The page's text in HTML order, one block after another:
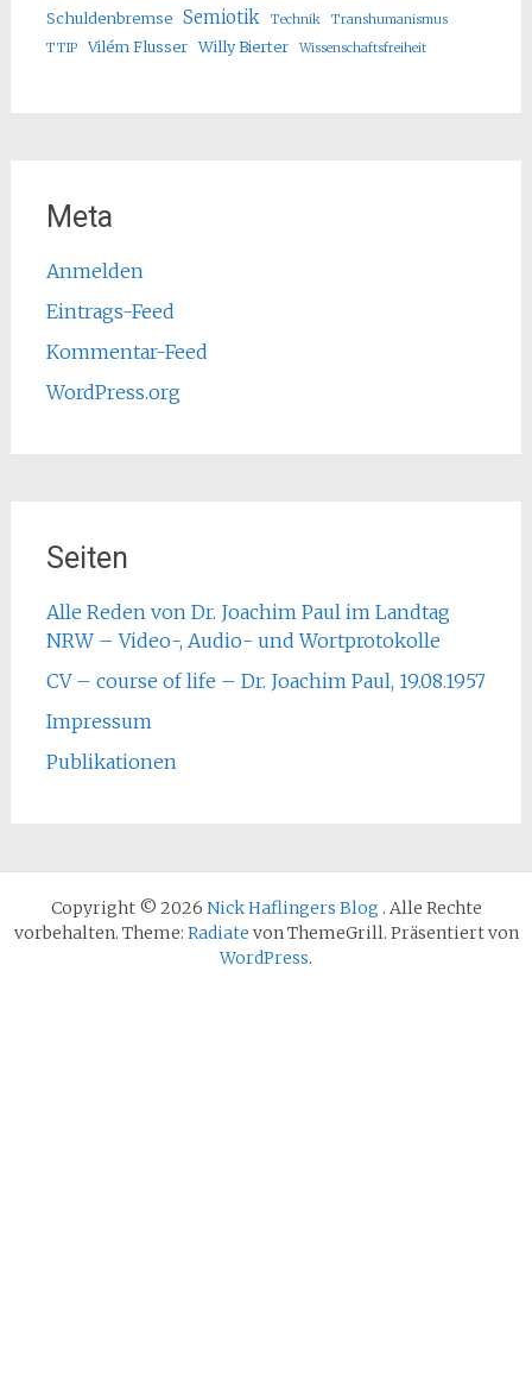
Schuldenbremse Semiotik Technik
Transhumanismus
TTIP
Vilém Flusser Willy Bierter Wissenschaftsfreiheit
Meta
Anmelden
Eintrags-Feed
Kommentar-Feed
WordPress.org
Seiten
Alle Reden von Dr. Joachim Paul im Landtag
NRW – Video-, Audio- und Wortprotokolle
CV – course of life – Dr. Joachim Paul, 19.08.1957
Impressum
Publikationen
Copyright © 2026 Nick Haflingers Blog . Alle Rechte
vorbehalten. Theme: Radiate von ThemeGrill. Präsentiert von
WordPress.